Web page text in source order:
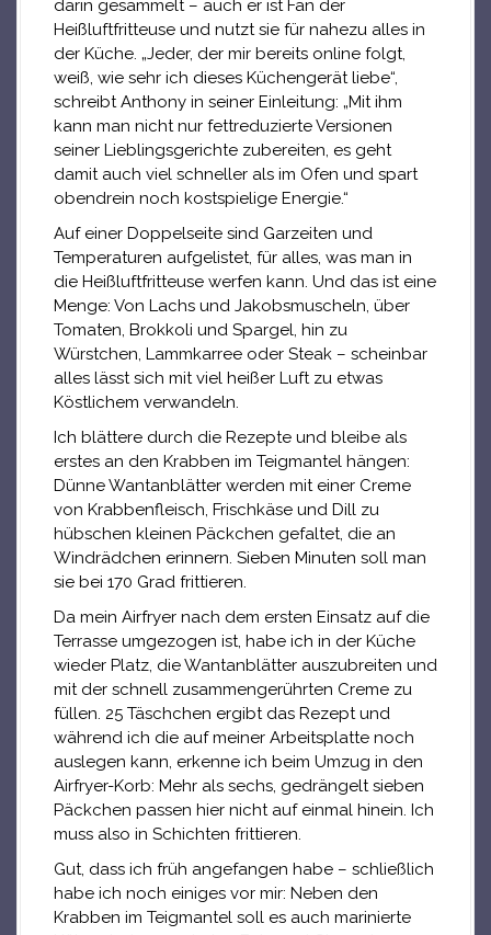
darin gesammelt – auch er ist Fan der
Heißluftfritteuse und nutzt sie für nahezu alles in
der Küche. „Jeder, der mir bereits online folgt,
weiß, wie sehr ich dieses Küchengerät liebe“,
schreibt Anthony in seiner Einleitung: „Mit ihm
kann man nicht nur fettreduzierte Versionen
seiner Lieblingsgerichte zubereiten, es geht
damit auch viel schneller als im Ofen und spart
obendrein noch kostspielige Energie.“
Auf einer Doppelseite sind Garzeiten und
Temperaturen aufgelistet, für alles, was man in
die Heißluftfritteuse werfen kann. Und das ist eine
Menge: Von Lachs und Jakobsmuscheln, über
Tomaten, Brokkoli und Spargel, hin zu
Würstchen, Lammkarree oder Steak – scheinbar
alles lässt sich mit viel heißer Luft zu etwas
Köstlichem verwandeln.
Ich blättere durch die Rezepte und bleibe als
erstes an den Krabben im Teigmantel hängen:
Dünne Wantanblätter werden mit einer Creme
von Krabbenfleisch, Frischkäse und Dill zu
hübschen kleinen Päckchen gefaltet, die an
Windrädchen erinnern. Sieben Minuten soll man
sie bei 170 Grad frittieren.
Da mein Airfryer nach dem ersten Einsatz auf die
Terrasse umgezogen ist, habe ich in der Küche
wieder Platz, die Wantanblätter auszubreiten und
mit der schnell zusammengerührten Creme zu
füllen. 25 Täschchen ergibt das Rezept und
während ich die auf meiner Arbeitsplatte noch
auslegen kann, erkenne ich beim Umzug in den
Airfryer-Korb: Mehr als sechs, gedrängelt sieben
Päckchen passen hier nicht auf einmal hinein. Ich
muss also in Schichten frittieren.
Gut, dass ich früh angefangen habe – schließlich
habe ich noch einiges vor mir: Neben den
Krabben im Teigmantel soll es auch marinierte